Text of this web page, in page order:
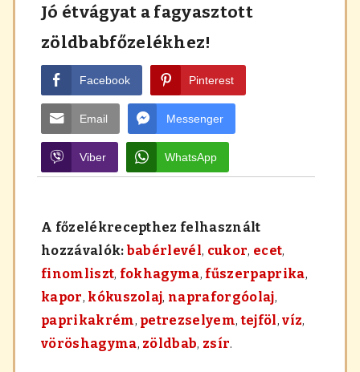
Jó étvágyat a fagyasztott
zöldbabfőzelékhez!
Facebook Pinterest
Email Messenger
Viber WhatsApp
A főzelékrecepthez felhasznált
hozzávalók: babérlevél, cukor, ecet,
finomliszt, fokhagyma, fűszerpaprika,
kapor, kókuszolaj, napraforgóolaj,
paprikakrém, petrezselyem,tejföl,víz,
vöröshagyma, zöldbab, zsír.